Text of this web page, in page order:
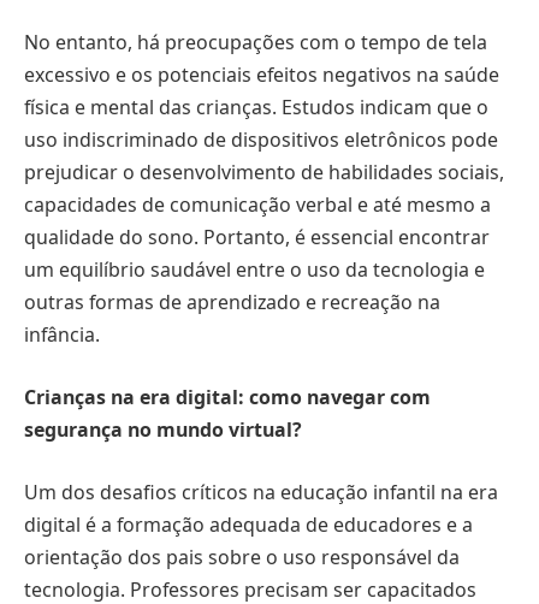
No entanto, há preocupações com o tempo de tela
excessivo e os potenciais efeitos negativos na saúde
física e mental das crianças. Estudos indicam que o
uso indiscriminado de dispositivos eletrônicos pode
prejudicar o desenvolvimento de habilidades sociais,
capacidades de comunicação verbal e até mesmo a
qualidade do sono. Portanto, é essencial encontrar
um equilíbrio saudável entre o uso da tecnologia e
outras formas de aprendizado e recreação na
infância.
Crianças na era digital: como navegar com
segurança no mundo virtual?
Um dos desafios críticos na educação infantil na era
digital é a formação adequada de educadores e a
orientação dos pais sobre o uso responsável da
tecnologia. Professores precisam ser capacitados